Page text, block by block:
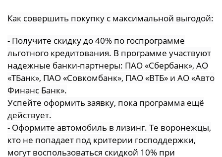
Как совершить покупку с максимальной выгодой:
- Получите скидку до 40% по госпрограмме
льготного кредитования. В программе участвуют
надежные банки-партнеры: ПАО «Сбербанк», АО
«ТБанк», ПАО «Совкомбанк», ПАО «ВТБ» и АО «Авто
Финанс Банк».
Успейте оформить заявку, пока программа ещё
действует.
- Оформите автомобиль в лизинг. Те воронежцы,
кто не попадает под критерии господдержки,
могут воспользоваться скидкой 10% при